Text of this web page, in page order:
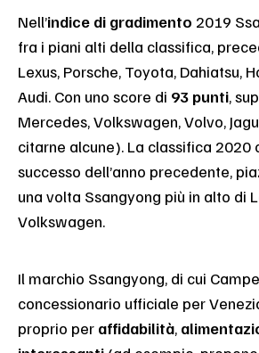
Nell’indice di gradimento 2019
fra i piani alti della classifica,
Lexus, Porsche, Toyota, Dahiatsu,
Audi. Con uno score di 93 punti,
Mercedes, Volkswagen, Volvo,
citarne alcune). La classifica 2020
successo dell’anno precedente,
una volta Ssangyong più in alto di
Volkswagen.
Il marchio Ssangyong, di cui
concessionario ufficiale per
proprio per affidabilità,